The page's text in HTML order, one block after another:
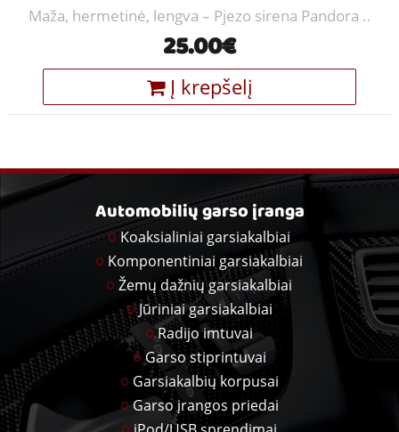
Maža, hermetinė, lengva – Pjezo sirena Pandora ..
25.00€
Į krepšelį
Automobilių garso įranga
Koaksialiniai garsiakalbiai
Komponentiniai garsiakalbiai
Žemų dažnių garsiakalbiai
Jūriniai garsiakalbiai
Radijo imtuvai
Garso stiprintuvai
Garsiakalbių korpusai
Garso įrangos priedai